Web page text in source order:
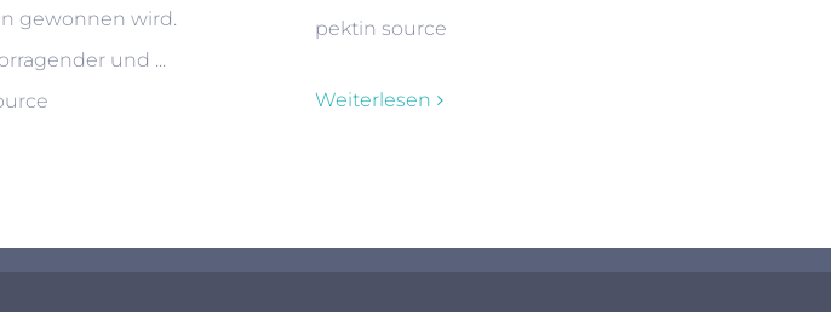
gewonnen wird.
und ...
pektin source
Weiterlesen